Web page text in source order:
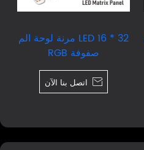
32 * 16 LED مرنة لوحة الم
صفوفة RGB
 اتصل بنا الآن